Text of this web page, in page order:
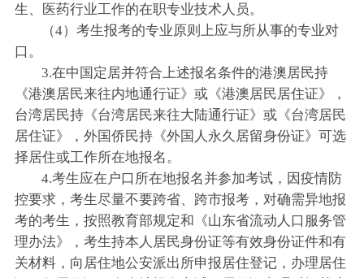
生、医药行业工作的在职专业技术人员。
（4）考生报考的专业原则上应与所从事的专业对
口。
3.在中国定居并符合上述报名条件的港澳居民持
《港澳居民来往内地通行证》或《港澳居民居住证》，
台湾居民持《台湾居民来往大陆通行证》或《台湾居民
居住证》，外国侨民持《外国人永久居留身份证》可选
择居住或工作所在地报名。
4.考生应在户口所在地报名并参加考试，因疫情防
控要求，考生尽量不要跨省、跨市报考，对确需异地报
考的考生，按照教育部规定和《山东省流动人口服务管
理办法》，考生持本人居民身份证等有效身份证件和有
关材料，向居住地公安派出所申报居住登记，办理居住